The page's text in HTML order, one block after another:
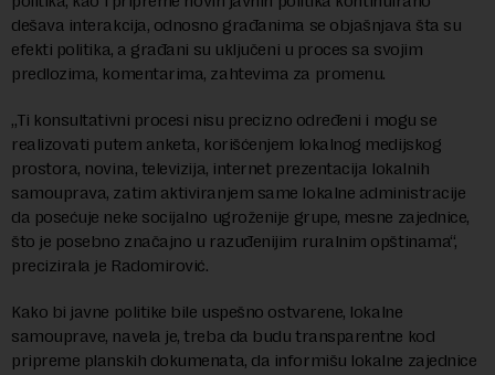
dešava interakcija, odnosno građanima se objašnjava šta su
efekti politika, a građani su uključeni u proces sa svojim
predlozima, komentarima, zahtevima za promenu.
„Ti konsultativni procesi nisu precizno određeni i mogu se
realizovati putem anketa, korišćenjem lokalnog medijskog
prostora, novina, televizija, internet prezentacija lokalnih
samouprava, zatim aktiviranjem same lokalne administracije
da posećuje neke socijalno ugroženije grupe, mesne zajednice,
što je posebno značajno u razuđenijim ruralnim opštinama“,
precizirala je Radomirović.
Kako bi javne politike bile uspešno ostvarene, lokalne
samouprave, navela je, treba da budu transparentne kod
pripreme planskih dokumenata, da informišu lokalne zajednice